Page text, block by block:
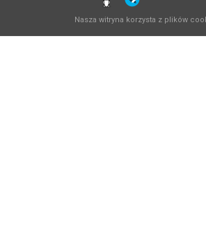
Nasza witryna korzysta z plików